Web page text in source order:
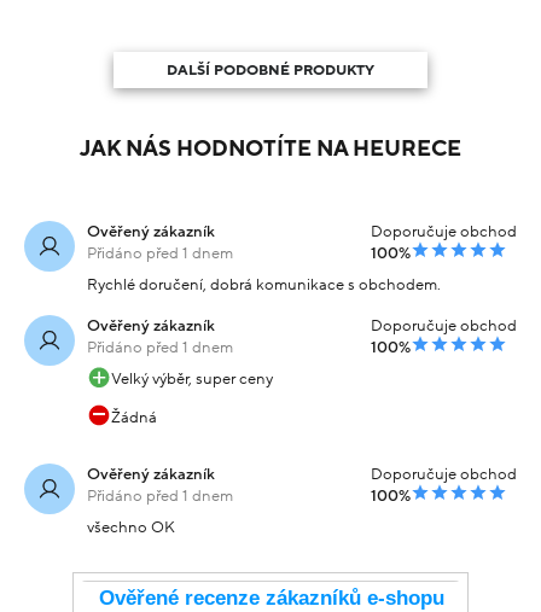
DALŠÍ PODOBNÉ PRODUKTY
JAK NÁS HODNOTÍTE NA HEURECE
Ověřený zákazník
Přidáno před 1 dnem
Doporučuje obchod
100%
Rychlé doručení, dobrá komunikace s obchodem.
Ověřený zákazník
Přidáno před 1 dnem
Doporučuje obchod
100%
Velký výběr, super ceny
Žádná
Ověřený zákazník
Přidáno před 1 dnem
Doporučuje obchod
100%
všechno OK